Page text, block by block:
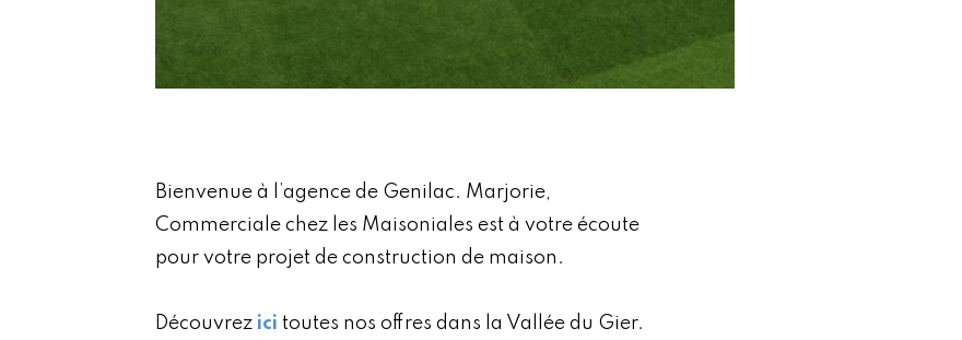
Bienvenue à l’agence de Genilac. Marjorie,
Commerciale chez les Maisoniales est à votre écoute
pour votre projet de construction de maison.
Découvrez ici toutes nos offres dans la Vallée du Gier.